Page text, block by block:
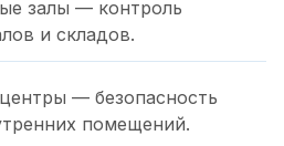
залы — контроль
и складов.
— безопасность
помещений.